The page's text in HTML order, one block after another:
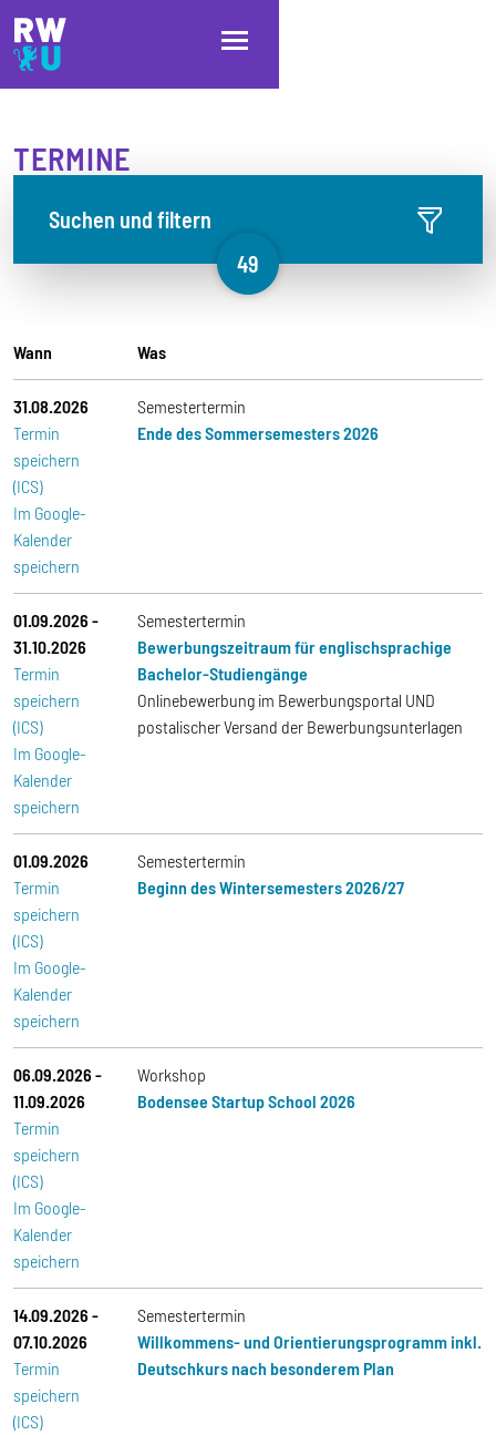
Direkt zum Inhalt
Direkt zur Hauptnavigation
Direkt zum Fußbereich
TERMINE
Suchen und filtern
49
Wann Was
31.08.2026
Termin
speichern
(ICS)
Im Google-
Kalender
speichern
Semestertermin
Ende des Sommersemesters 2026
01.09.2026-
31.10.2026
Termin
speichern
(ICS)
Im Google-
Kalender
speichern
Semestertermin
Bewerbungszeitraum für englischsprachige
Bachelor-Studiengänge
Onlinebewerbung im Bewerbungsportal UND
postalischer Versand der Bewerbungsunterlagen
01.09.2026
Termin
speichern
(ICS)
Im Google-
Kalender
speichern
Semestertermin
Beginn des Wintersemesters 2026/27
06.09.2026-
11.09.2026
Termin
speichern
(ICS)
Im Google-
Kalender
speichern
Workshop
Bodensee Startup School 2026
14.09.2026-
07.10.2026
Termin
speichern
(ICS)
Semestertermin
Willkommens- und Orientierungsprogramm inkl.
Deutschkurs nach besonderem Plan